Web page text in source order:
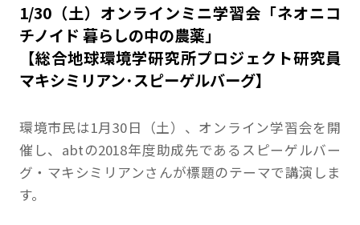
1/30（土）オンラインミニ学習会「ネオニコ
チノイド 暮らしの中の農薬」
【総合地球環境学研究所プロジェクト研究員
マキシミリアン･スピーゲルバーグ】
環境市民は1月30日（土）、オンライン学習会を開
催し、abtの2018年度助成先であるスピーゲルバー
グ・マキシミリアンさんが標題のテーマで講演しま
す。